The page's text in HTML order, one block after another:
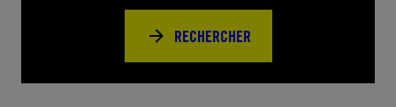
RECHERCHER